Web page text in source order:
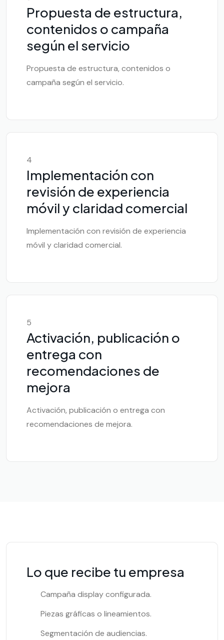
Propuesta de estructura,
contenidos o campaña
según el servicio
Propuesta de estructura, contenidos o
campaña según el servicio.
4
Implementación con
revisión de experiencia
móvil y claridad comercial
Implementación con revisión de experiencia
móvil y claridad comercial.
5
Activación, publicación o
entrega con
recomendaciones de
mejora
Activación, publicación o entrega con
recomendaciones de mejora.
Lo que recibe tu empresa
Campaña display configurada.
Piezas gráficas o lineamientos.
Segmentación de audiencias.